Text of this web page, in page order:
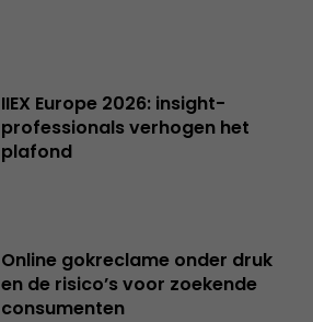
IIEX Europe 2026: insight-
professionals verhogen het
plafond
Online gokreclame onder druk
en de risico’s voor zoekende
consumenten